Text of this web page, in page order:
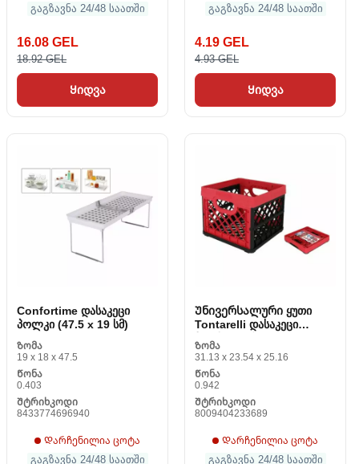
გაგზავნა 24/48 საათში
16.08 GEL
18.92 GEL
Ყიდვა
გაგზავნა 24/48 საათში
4.19 GEL
4.93 GEL
Ყიდვა
Confortime დასაკეცი
პოლკი (47.5 x 19 სმ)
Ზომა
19 x 18 x 47.5
Წონა
0.403
Შტრიხკოდი
8433774696940
Დარჩენილია ცოტა
გაგზავნა 24/48 საათში
Უნივერსალური ყუთი
Tontarelli დასაკეცი
პლასტიკური (33.5 x 33 x
27.9 სმ)
Ზომა
31.13 x 23.54 x 25.16
Წონა
0.942
Შტრიხკოდი
8009404233689
Დარჩენილია ცოტა
გაგზავნა 24/48 საათში